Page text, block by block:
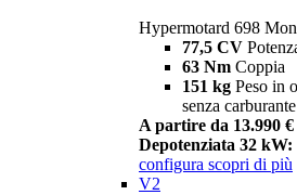
Hypermotard 698
77,5 CV
63 Nm Coppia
151 kg Peso in
senza carburante
A partire da 13.990 €
Depotenziata 32 kW:
configura scopri di più
V2